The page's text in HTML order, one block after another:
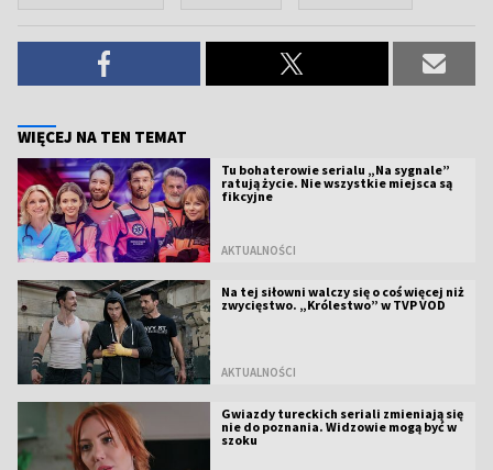
WIĘCEJ NA TEN TEMAT
Tu bohaterowie serialu „Na sygnale”
ratują życie. Nie wszystkie miejsca są
fikcyjne
AKTUALNOŚCI
Na tej siłowni walczy się o coś więcej niż
zwycięstwo. „Królestwo” w TVP VOD
AKTUALNOŚCI
Gwiazdy tureckich seriali zmieniają się
nie do poznania. Widzowie mogą być w
szoku